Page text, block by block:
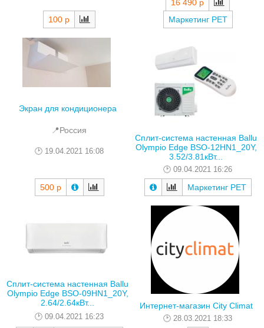
100 р
16 490 р
Маркетинг РЕТ
Экран для кондиционера
📍Россия
19.04.2021 16:08
500 р
Сплит-система настенная Ballu
Olympio Edge BSO-12HN1_20Y,
3.52/3.81кВт...
09.04.2021 16:26
Маркетинг РЕТ
Сплит-система настенная Ballu
Olympio Edge BSO-09HN1_20Y,
2.64/2.64кВт...
09.04.2021 16:23
Интернет-магазин City Climat
28.03.2021 18:33